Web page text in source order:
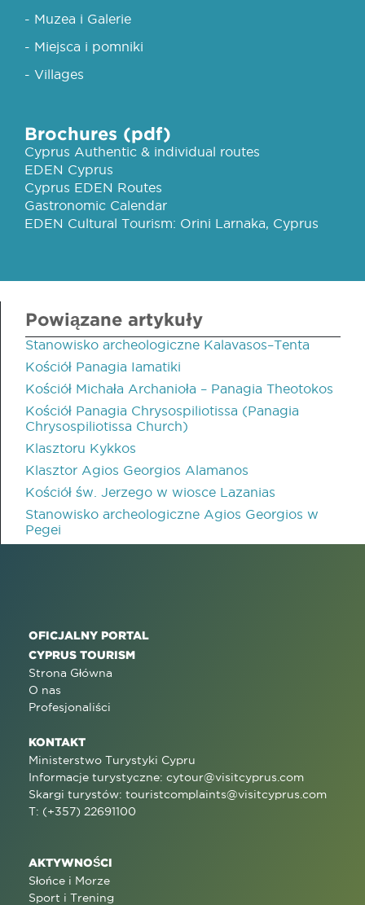
- Muzea i Galerie
- Miejsca i pomniki
- Villages
Brochures (pdf)
Cyprus Authentic & individual routes
EDEN Cyprus
Cyprus EDEN Routes
Gastronomic Calendar
EDEN Cultural Tourism: Orini Larnaka, Cyprus
Powiązane artykuły
Stanowisko archeologiczne Kalavasos–Tenta
Kościół Panagia Iamatiki
Kościół Michała Archanioła – Panagia Theotokos
Kościół Panagia Chrysospiliotissa (Panagia
Chrysospiliotissa Church)
Klasztoru Kykkos
Klasztor Agios Georgios Alamanos
Kościół św. Jerzego w wiosce Lazanias
Stanowisko archeologiczne Agios Georgios w
Pegei
OFICJALNY PORTAL
CYPRUS TOURISM
Strona Główna
O nas
Profesjonaliści
KONTAKT
Ministerstwo Turystyki Cypru
Informacje turystyczne: cytour@visitcyprus.com
Skargi turystów: touristcomplaints@visitcyprus.com
T: (+357) 22691100
AKTYWNOŚCI
Słońce i Morze
Sport i Trening